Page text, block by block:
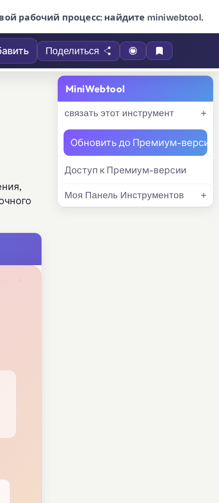
рабочий процесс: найдите miniwebtool.
Поделиться
MiniWebtool
связать этот инструмент
Обновить до Премиум-версии
Доступ к Премиум-версии
Моя Панель Инструментов